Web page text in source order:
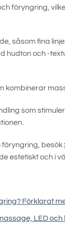
föryngring,
såsom fina
hudton och -
kombinerar
som
föryngring, besök
estetiskt och i
Förklarat
LED och